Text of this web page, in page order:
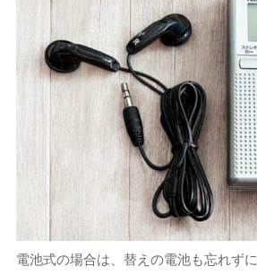
電池式の場合は、替えの電池も忘れずに